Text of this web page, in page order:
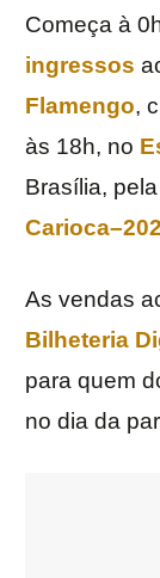
Começa à
ingressos
Flamengo,
às 18h, no
Brasília,
Carioca–
As vendas
Bilheteria
para quem
no dia da